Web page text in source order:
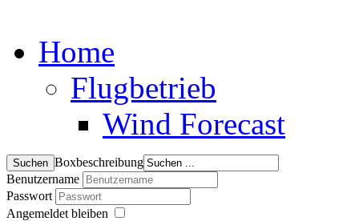
Home
Flugbetrieb
Wind Forecast
Boxbeschreibung
Benutzername
Passwort
Angemeldet bleiben